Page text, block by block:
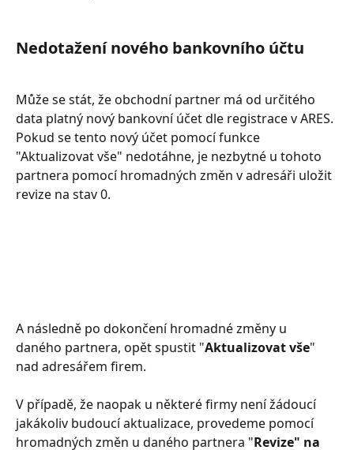
Nedotažení nového bankovního účtu
Může se stát, že obchodní partner má od určitého
data platný nový bankovní účet dle registrace v ARES.
Pokud se tento nový účet pomocí funkce
"Aktualizovat vše" nedotáhne, je nezbytné u tohoto
partnera pomocí hromadných změn v adresáři uložit
revize na stav 0.
A následně po dokončení hromadné změny u
daného partnera, opět spustit "Aktualizovat vše"
nad adresářem firem.
V případě, že naopak u některé firmy není žádoucí
jakákoliv budoucí aktualizace, provedeme pomocí
hromadných změn u daného partnera "Revize" na